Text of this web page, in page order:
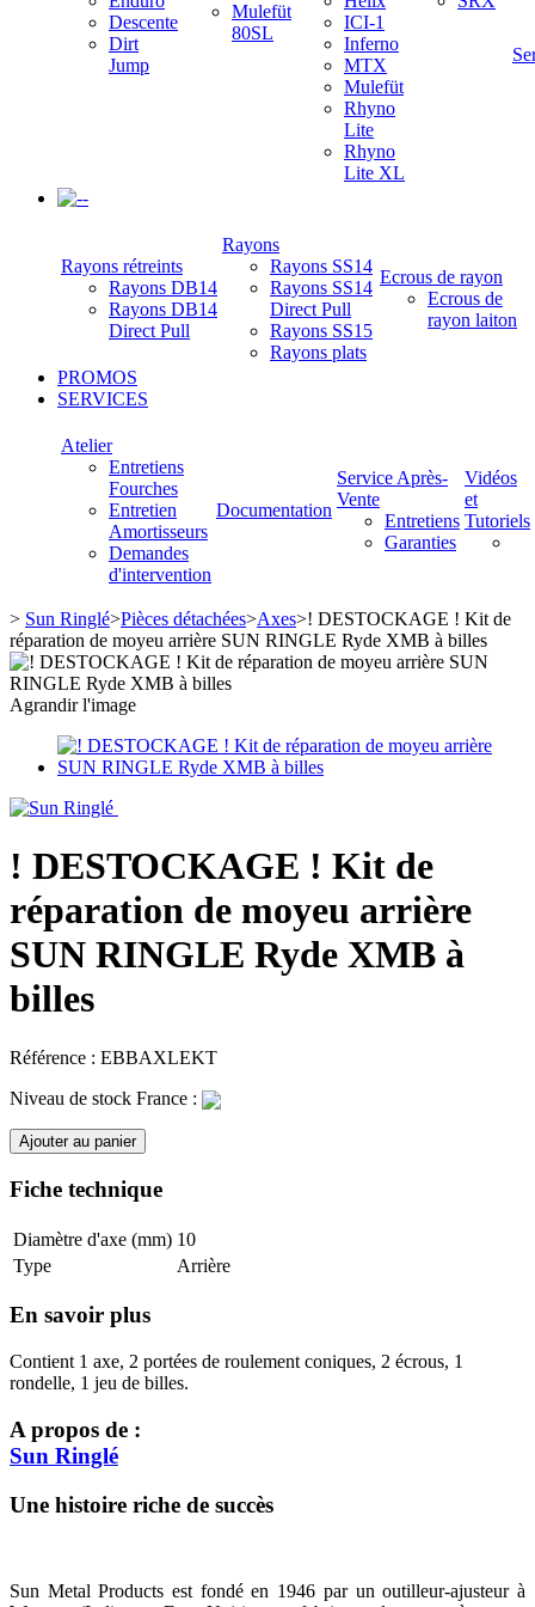
Descente
Dirt
Jump
Mulefüt
80SL
ICI-1
Inferno
MTX
Mulefüt
Rhyno
Lite
Rhyno
Lite XL
-
Rayons rétreints
Rayons DB14
Rayons DB14
Direct Pull
Rayons
Rayons SS14
Rayons SS14
Direct Pull
Rayons SS15
Rayons plats
Ecrous de rayon
Ecrous de
rayon laiton
PROMOS
SERVICES
Atelier
Entretiens
Fourches
Entretien
Amortisseurs
Demandes
d'intervention
Documentation
Service Après-
Vente
Entretiens
Garanties
Vidéos
et
Tutoriels
> Sun Ringlé>Pièces détachées>Axes>! DESTOCKAGE ! Kit de
réparation de moyeu arrière SUN RINGLE Ryde XMB à billes
Agrandir l'image
! DESTOCKAGE ! Kit de
réparation de moyeu arrière
SUN RINGLE Ryde XMB à
billes
Référence : EBBAXLEKT
Niveau de stock France :
Ajouter au panier
Fiche technique
Diamètre d'axe (mm) 10
Type
Arrière
En savoir plus
Contient 1 axe, 2 portées de roulement coniques, 2 écrous, 1
rondelle, 1 jeu de billes.
A propos de :
Sun Ringlé
Une histoire riche de succès
Sun Metal Products est fondé en 1946 par un outilleur-ajusteur à